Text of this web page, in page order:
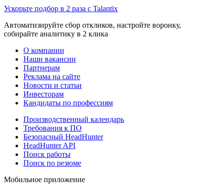
Ускорьте подбор в 2 раза с Talantix
Автоматизируйте сбор откликов, настройте воронку,
собирайте аналитику в 2 клика
О компании
Наши вакансии
Партнерам
Реклама на сайте
Новости и статьи
Инвесторам
Кандидаты по профессиям
Производственный календарь
Требования к ПО
Безопасный HeadHunter
HeadHunter API
Поиск работы
Поиск по резюме
Мобильное приложение